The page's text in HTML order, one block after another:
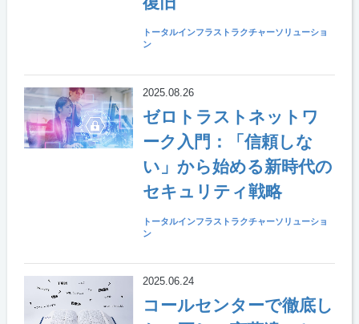
トータルインフラストラクチャーソリューショ
ン
2025.08.26
ゼロトラストネットワ
ーク入門：「信頼しな
い」から始める新時代の
セキュリティ戦略
トータルインフラストラクチャーソリューショ
ン
2025.06.24
コールセンターで徹底し